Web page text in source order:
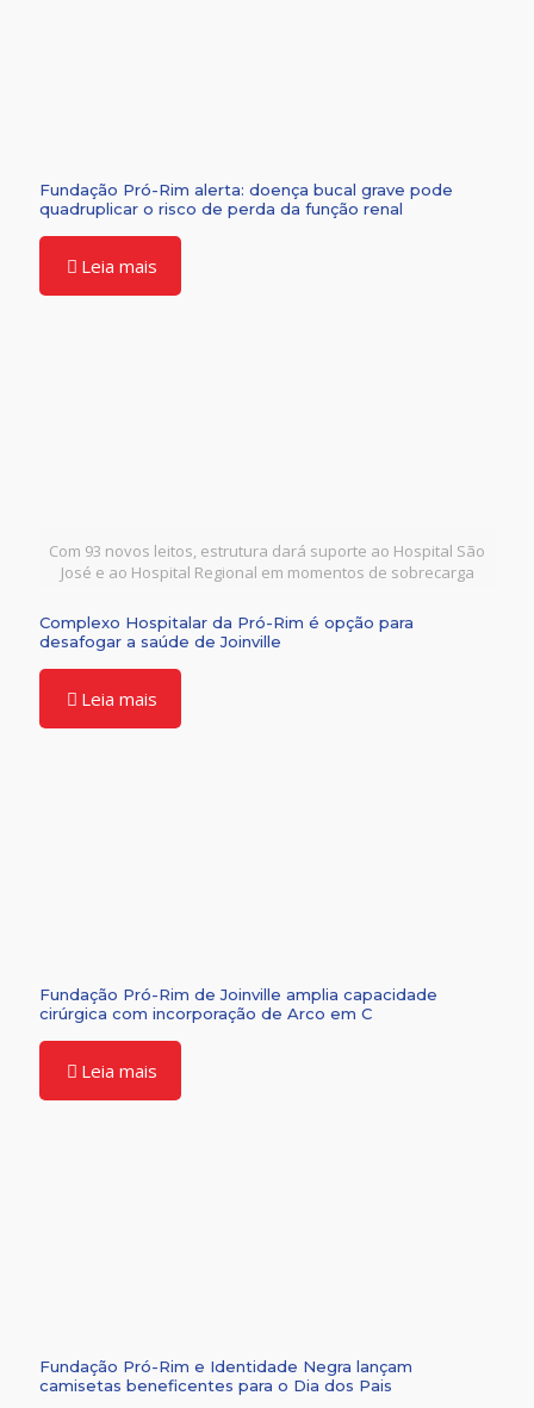
Fundação Pró-Rim alerta: doença bucal grave pode
quadruplicar o risco de perda da função renal
Leia mais
Com 93 novos leitos, estrutura dará suporte ao Hospital São
José e ao Hospital Regional em momentos de sobrecarga
Complexo Hospitalar da Pró-Rim é opção para
desafogar a saúde de Joinville
Leia mais
Fundação Pró-Rim de Joinville amplia capacidade
cirúrgica com incorporação de Arco em C
Leia mais
Fundação Pró-Rim e Identidade Negra lançam
camisetas beneficentes para o Dia dos Pais